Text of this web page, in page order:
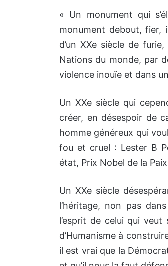
« Un monument qui
monument debout, fier,
d’un XXe siècle de
Nations du monde, par
violence inouïe et dans
Un XXe siècle qui
créer, en désespoir de
homme généreux qui
fou et cruel : Lester B
état, Prix Nobel de la
Un XXe siècle
l’héritage, non pas
l’esprit de celui qui
d’Humanisme à
il est vrai que la